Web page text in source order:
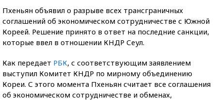
Пхеньян объявил о разрыве всех трансграничных
соглашений об экономическом сотрудничестве с Южной
Кореей. Решение принято в ответ на последние санкции,
которые ввел в отношении КНДР Сеул.
Как передает РБК, с соответствующим заявлением
выступил Комитет КНДР по мирному объединению
Кореи. С этого момента Пхеньян считает все соглашения
об экономическом сотрудничестве и обменах,